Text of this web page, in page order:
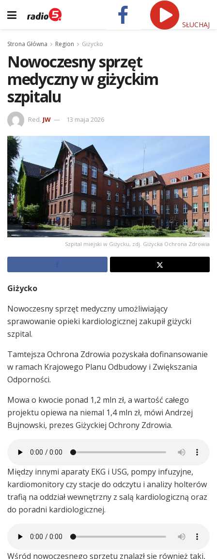
SŁUCHAJ
Strona Główna Region Giżycko
Nowoczesny sprzęt
medyczny w giżyckim
szpitalu
Red. JW 13 maja 2026
Szpital miejski w Giżycku, zdj. Giżycka Ochrona Zdrowia
Giżycko
Nowoczesny sprzęt medyczny umożliwiający
sprawowanie opieki kardiologicznej zakupił giżycki
szpital.
Tamtejsza Ochrona Zdrowia pozyskała dofinansowanie
w ramach Krajowego Planu Odbudowy i Zwiększania
Odporności.
Mowa o kwocie ponad 1,2 mln zł, a wartość całego
projektu opiewa na niemal 1,4 mln zł, mówi Andrzej
Bujnowski, prezes Giżyckiej Ochrony Zdrowia.
Między innymi aparaty EKG i USG, pompy infuzyjne,
kardiomonitory czy stacje do odczytu i analizy holterów
trafią na oddział wewnętrzny z salą kardiologiczną oraz
do poradni kardiologicznej.
Wśród nowoczesnego sprzętu znalazł się również taki,